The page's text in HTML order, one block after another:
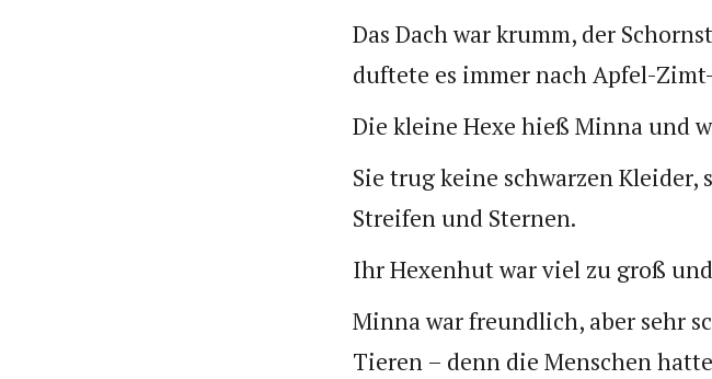
Das Dach war krumm, der
duftete es immer nach Apfel-
Die kleine Hexe hieß Minna und
Sie trug keine schwarzen
Streifen und Sternen.
Ihr Hexenhut war viel zu groß
Minna war freundlich, aber sehr
Tieren – denn die Menschen